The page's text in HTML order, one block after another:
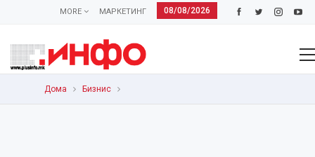
08/08/2026
МАРКЕТИНГ
MORE
Дома Бизнис